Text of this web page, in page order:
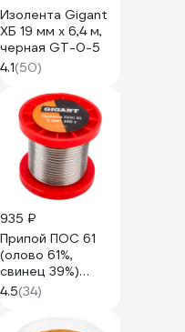
Изолента Gigant
ХБ 19 мм х 6,4 м,
черная GT-0-5
4.1(50)
935 ₽
Припой ПОС 61
(олово 61%,
свинец 39%)
катушка 2 мм, 100
гр Gigant GT-086
4.5(34)